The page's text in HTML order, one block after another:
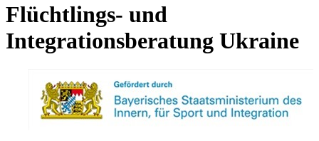
Flüchtlings- und
Integrationsberatung Ukraine